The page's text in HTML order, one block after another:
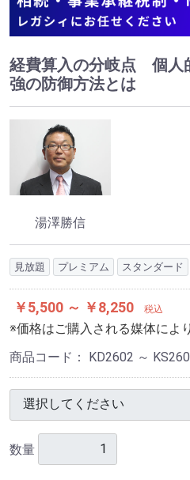
経費算入の分岐点 個
強の防御方法とは
湯澤勝信
見放題 プレミアム スタンダード
￥5,500 ～ ￥8,250 税込
※価格はご購入される媒体によ
商品コード： KD2602 ～
数量